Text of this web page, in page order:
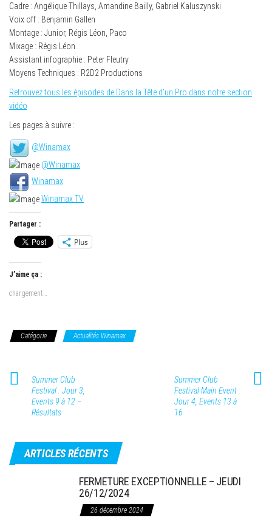
Cadre : Angélique Thillays, Amandine Bailly, Gabriel Kaluszynski
Voix off : Benjamin Gallen
Montage : Junior, Régis Léon, Paco
Mixage : Régis Léon
Assistant infographie : Peter Fleutry
Moyens Techniques : R2D2 Productions
Retrouvez tous les épisodes de Dans la Tête d’un Pro dans notre section
vidéo
Les pages à suivre :
@Winamax
@Winamax
Winamax
Winamax TV
Partager :
Plus
J’aime ça :
chargement…
Catégorie Actualités Winamax
Summer Club
Festival : Jour 3,
Events 9 à 12 –
Résultats
Summer Club
Festival Main Event :
Jour 4, Events 13 à
16
ARTICLES RÉCENTS
FERMETURE EXCEPTIONNELLE – JEUDI
26/12/2024
26 décembre 2024